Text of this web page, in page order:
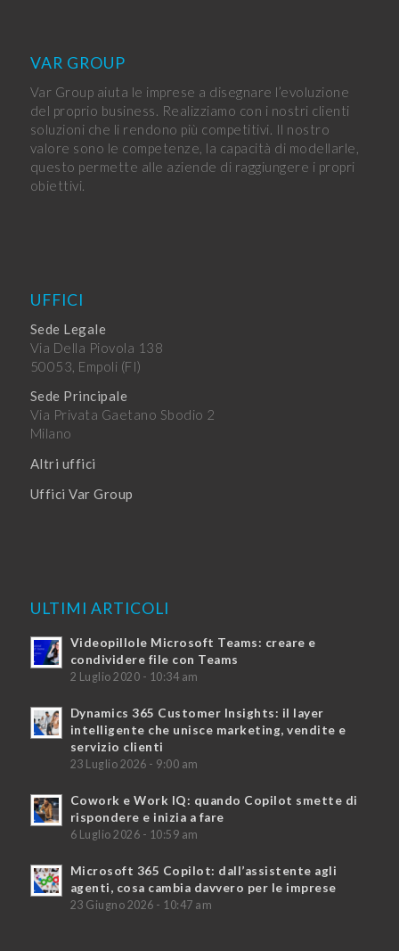
VAR GROUP
Var Group aiuta le imprese a disegnare l’evoluzione
del proprio business. Realizziamo con i nostri clienti
soluzioni che li rendono più competitivi. Il nostro
valore sono le competenze, la capacità di modellarle,
questo permette alle aziende di raggiungere i propri
obiettivi.
UFFICI
Sede Legale
Via Della Piovola 138
50053, Empoli (FI)
Sede Principale
Via Privata Gaetano Sbodio 2
Milano
Altri uffici
Uffici Var Group
ULTIMI ARTICOLI
Videopillole Microsoft Teams: creare e
condividere file con Teams
2 Luglio 2020 - 10:34 am
Dynamics 365 Customer Insights: il layer
intelligente che unisce marketing, vendite e
servizio clienti
23 Luglio 2026 - 9:00 am
Cowork e Work IQ: quando Copilot smette di
rispondere e inizia a fare
6 Luglio 2026 - 10:59 am
Microsoft 365 Copilot: dall’assistente agli
agenti, cosa cambia davvero per le imprese
23 Giugno 2026 - 10:47 am